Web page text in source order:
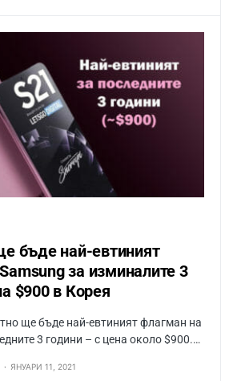
бъде най-евтиният
за изминалите 3
$900 в Корея
ще бъде най-евтиният флагман на
3 години – с цена около $900.…
ЯНУАРИ 11, 2021